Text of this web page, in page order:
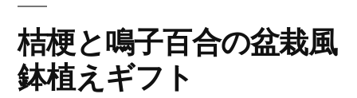
ジ
メ
ン
桔梗と鳴子百合の盆栽風
鉢植えギフト